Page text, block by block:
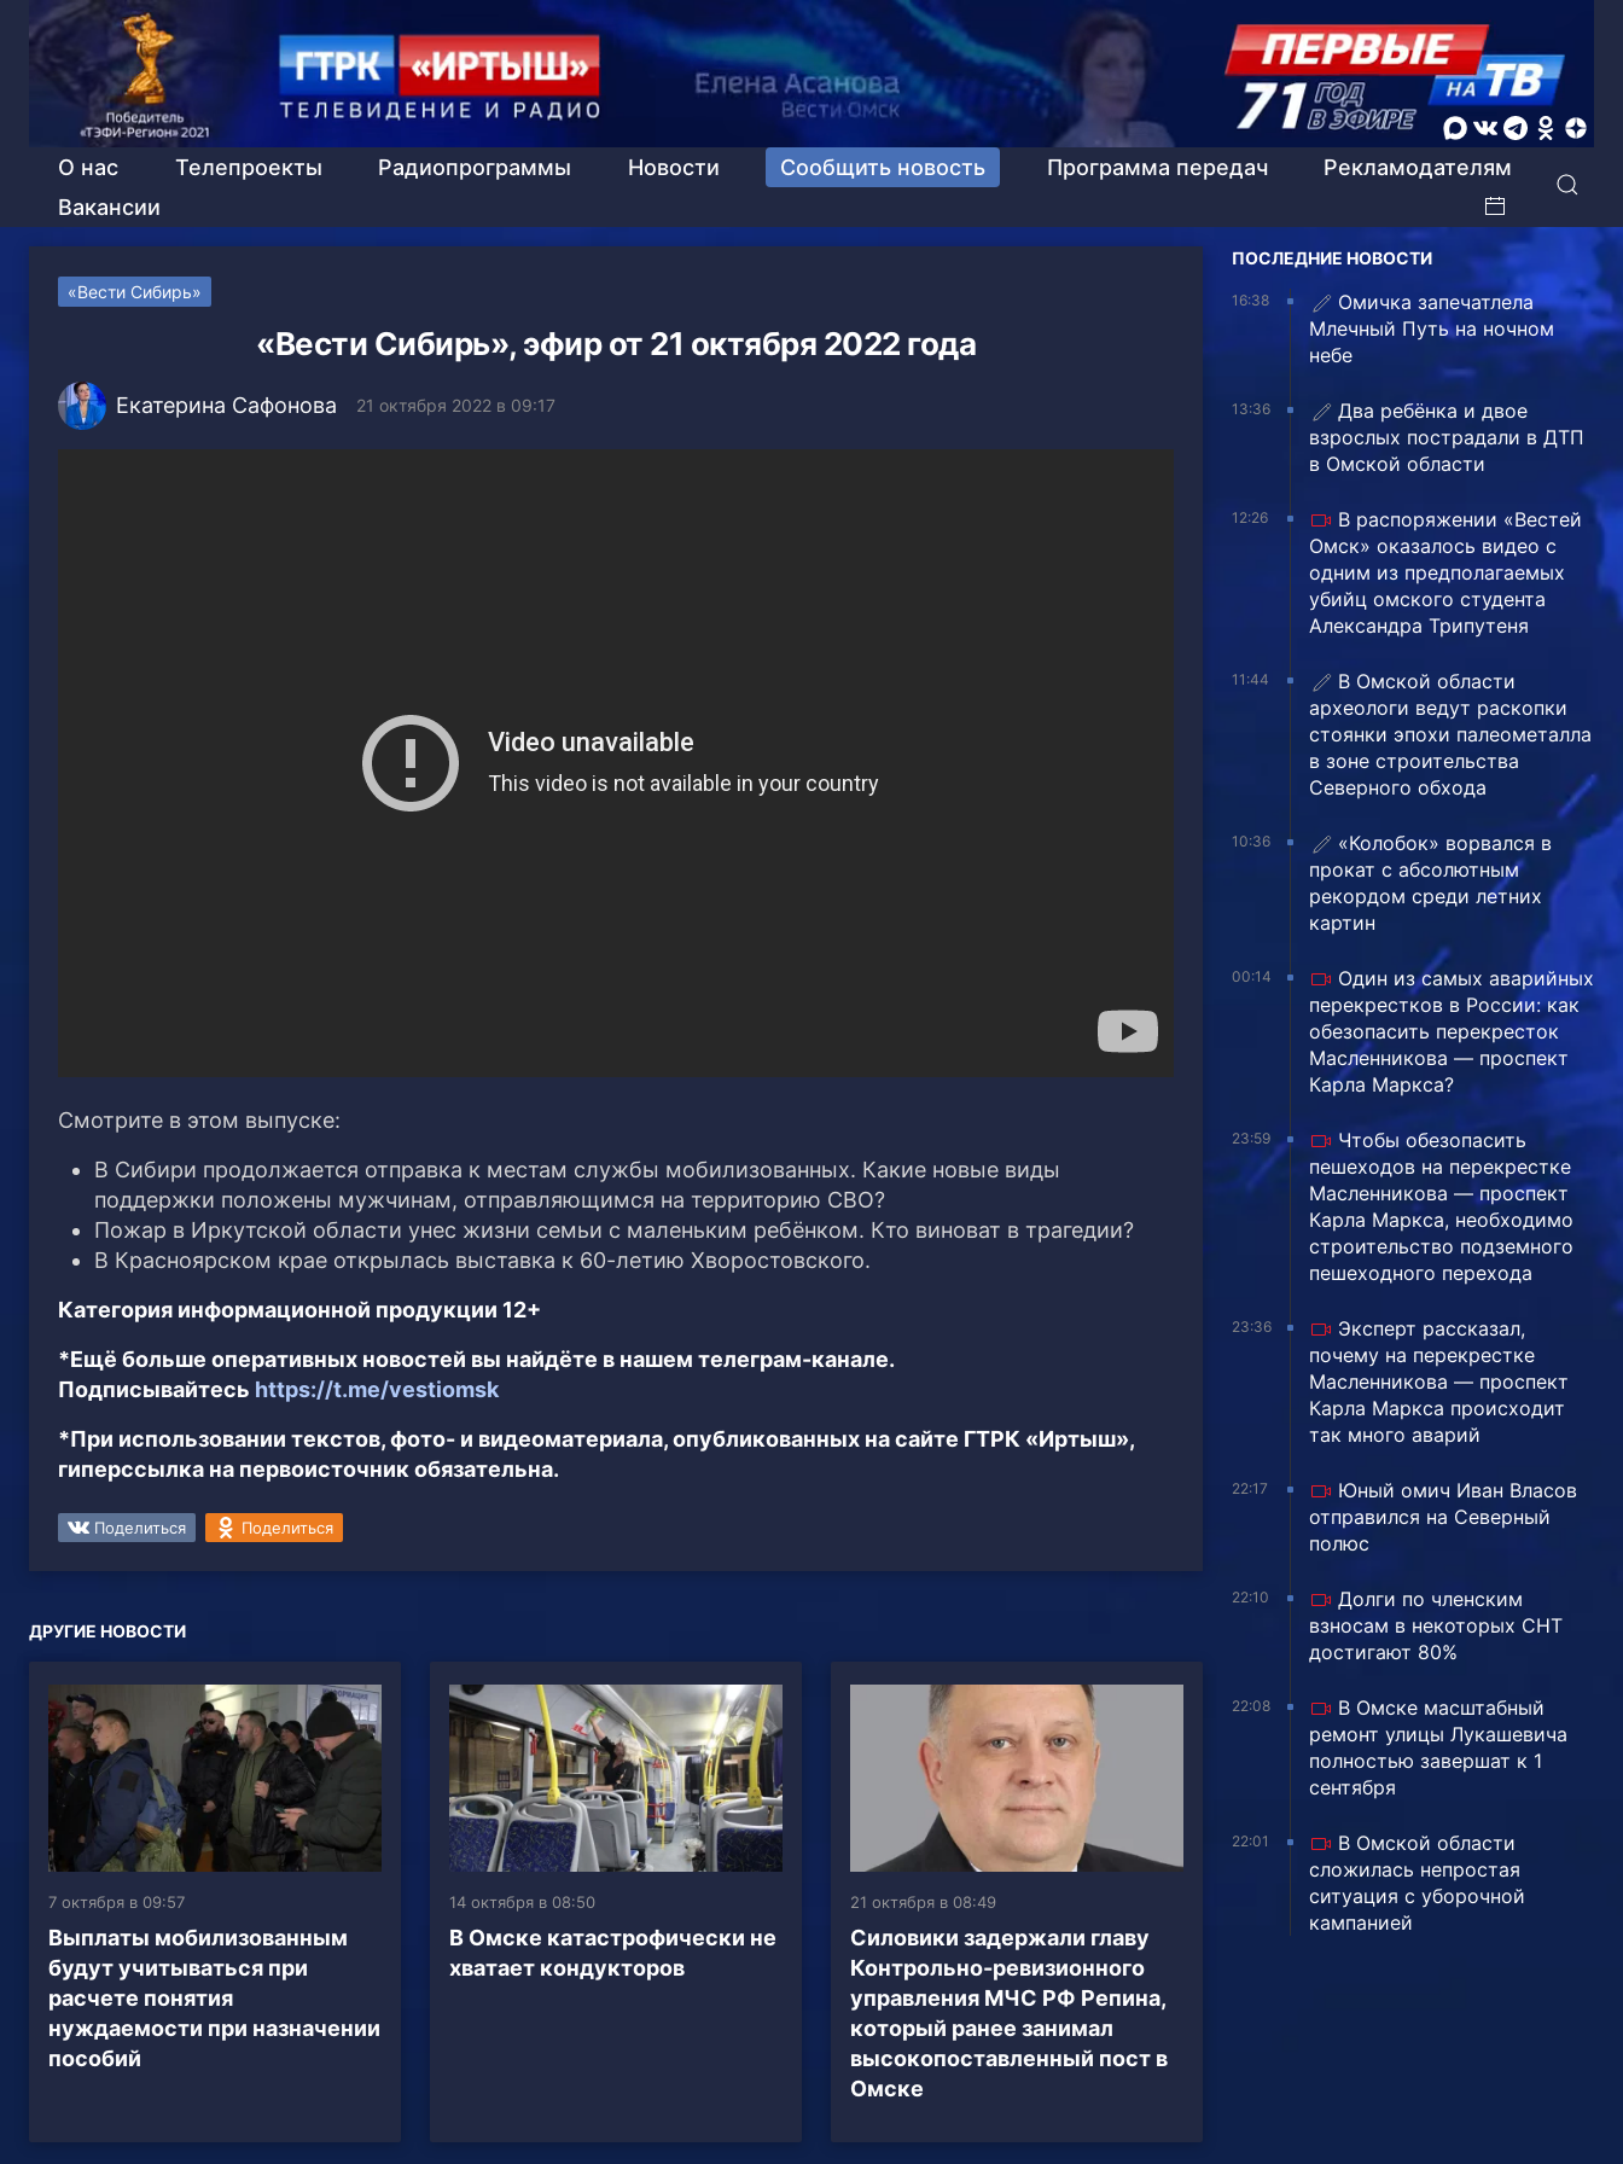
О нас Телепроекты Радиопрограммы Новости Сообщить новость Программа передач
Рекламодателям
Вакансии
«Вести Сибирь»
«Вести Сибирь», эфир от 21 октября 2022 года
Екатерина Сафонова 21 октября 2022 в 09:17
Смотрите в этом выпуске:
В Сибири продолжается отправка к местам службы мобилизованных. Какие новые виды
поддержки положены мужчинам, отправляющимся на территорию СВО?
Пожар в Иркутской области унес жизни семьи с маленьким ребёнком. Кто виноват в трагедии?
В Красноярском крае открылась выставка к 60-летию Хворостовского.
Категория информационной продукции 12+
*Ещё больше оперативных новостей вы найдёте в нашем телеграм-канале.
Подписывайтесь https://t.me/vestiomsk
*При использовании текстов, фото- и видеоматериала, опубликованных на сайте ГТРК «Иртыш»,
гиперссылка на первоисточник обязательна.
Поделиться Поделиться
ДРУГИЕ НОВОСТИ
7 октября в 09:57
Выплаты мобилизованным
будут учитываться при
расчете понятия
нуждаемости при назначении
пособий
14 октября в 08:50
В Омске катастрофически не
хватает кондукторов
21 октября в 08:49
Силовики задержали главу
Контрольно-ревизионного
управления МЧС РФ Репина,
который ранее занимал
высокопоставленный пост в
Омске
ПОСЛЕДНИЕ НОВОСТИ
16:38
Омичка запечатлела
Млечный Путь на ночном
небе
13:36
Два ребёнка и двое
взрослых пострадали в ДТП
в Омской области
12:26
В распоряжении «Вестей
Омск» оказалось видео с
одним из предполагаемых
убийц омского студента
Александра Трипутеня
11:44
В Омской области
археологи ведут раскопки
стоянки эпохи палеометалла
в зоне строительства
Северного обхода
10:36
«Колобок» ворвался в
прокат с абсолютным
рекордом среди летних
картин
00:14
Один из самых аварийных
перекрестков в России: как
обезопасить перекресток
Масленникова — проспект
Карла Маркса?
23:59
Чтобы обезопасить
пешеходов на перекрестке
Масленникова — проспект
Карла Маркса, необходимо
строительство подземного
пешеходного перехода
23:36
Эксперт рассказал,
почему на перекрестке
Масленникова — проспект
Карла Маркса происходит
так много аварий
22:17
Юный омич Иван Власов
отправился на Северный
полюс
22:10
Долги по членским
взносам в некоторых СНТ
достигают 80%
22:08
В Омске масштабный
ремонт улицы Лукашевича
полностью завершат к 1
сентября
22:01
В Омской области
сложилась непростая
ситуация с уборочной
кампанией